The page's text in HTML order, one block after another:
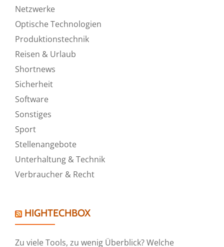
Netzwerke
Optische Technologien
Produktionstechnik
Reisen & Urlaub
Shortnews
Sicherheit
Software
Sonstiges
Sport
Stellenangebote
Unterhaltung & Technik
Verbraucher & Recht
HIGHTECHBOX
Zu viele Tools, zu wenig Überblick? Welche